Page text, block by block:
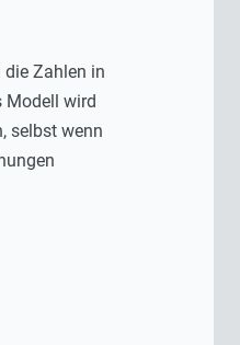
die Zahlen in
Modell wird
selbst wenn